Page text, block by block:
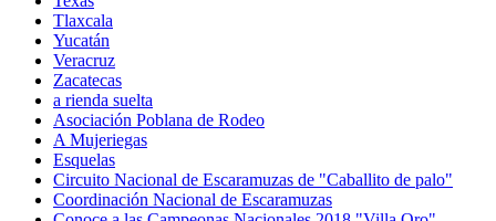
Tlaxcala
Yucatán
Veracruz
Zacatecas
a rienda suelta
Asociación Poblana de Rodeo
A Mujeriegas
Esquelas
Circuito Nacional de Escaramuzas de "Caballito de palo"
Coordinación Nacional de Escaramuzas